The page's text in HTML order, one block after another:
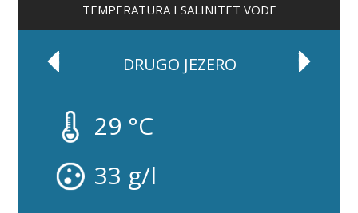
TEMPERATURA I SALINITET VODE
DRUGO JEZERO
29 °C
33 g/l